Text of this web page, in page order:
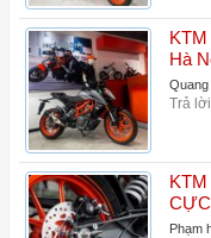
Hà
Trả
Phạm